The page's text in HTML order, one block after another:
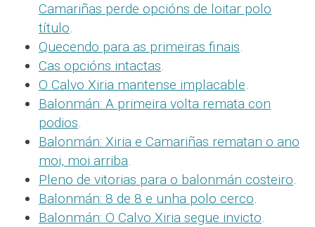
Camariñas perde opcións de loitar polo
título.
Quecendo para as primeiras finais.
Cas opcións intactas.
O Calvo Xiria mantense implacable.
Balonmán: A primeira volta remata con
podios.
Balonmán: Xiria e Camariñas rematan o ano
moi, moi arriba.
Pleno de vitorias para o balonmán costeiro.
Balonmán: 8 de 8 e unha polo cerco.
Balonmán: O Calvo Xiria segue invicto.